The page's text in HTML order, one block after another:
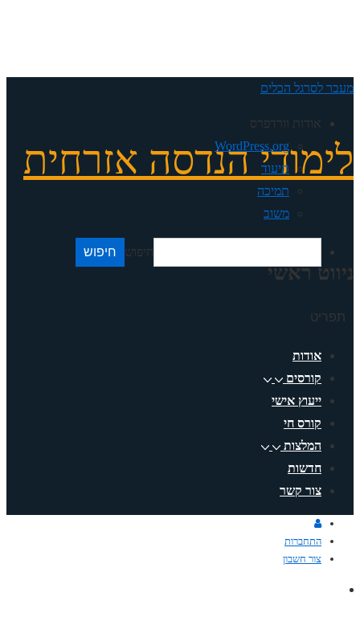
מעבר לסרגל הכלים
אודות וורדפרס
WordPress.org
תיעוד
תמיכה
משוב
חיפוש
לימודי הנדסה אזרחית
ניווט ראשי
תפריט
אודות
קורסים
ייעוץ אישי
קורס חי
המלצות
חדשות
צור קשר
התחברות
צור חשבון